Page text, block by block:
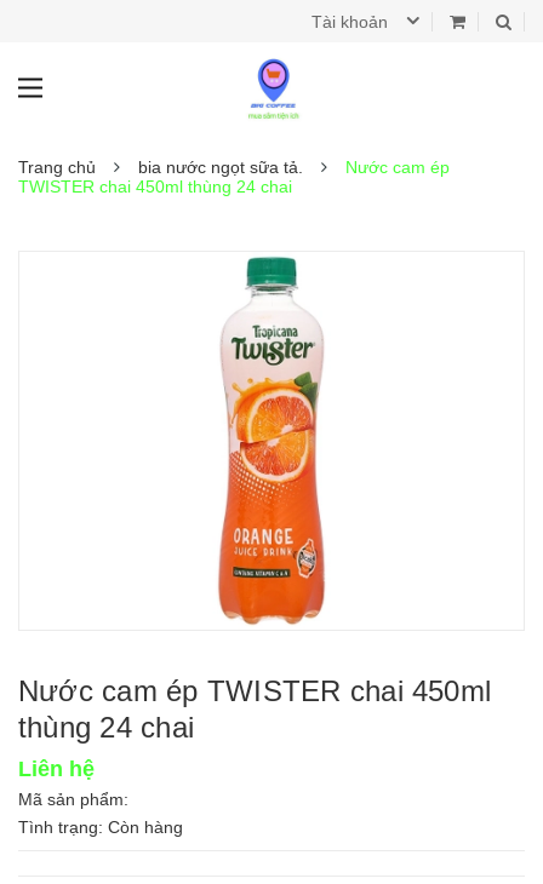
Tài khoản
Trang chủ bia nước ngọt sữa tả.
Nước cam ép
TWISTER chai 450ml thùng 24 chai
Nước cam ép TWISTER chai 450ml
thùng 24 chai
Liên hệ
Mã sản phẩm:
Tình trạng: Còn hàng